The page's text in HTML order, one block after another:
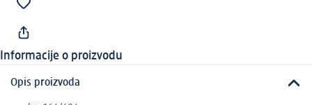
Informacije o proizvodu
Opis proizvoda